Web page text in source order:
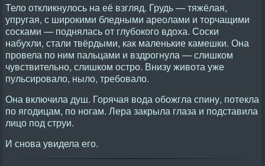
Тело откликнулось на её взгляд. Грудь — тяжёлая,
упругая, с широкими бледными ареолами и торчащими
сосками — поднялась от глубокого вдоха. Соски
набухли, стали твёрдыми, как маленькие камешки. Она
провела по ним пальцами и вздрогнула — слишком
чувствительно, слишком остро. Внизу живота уже
пульсировало, ныло, требовало.
Она включила душ. Горячая вода обожгла спину, потекла
по ягодицам, по ногам. Лера закрыла глаза и подставила
лицо под струи.
И снова увидела его.